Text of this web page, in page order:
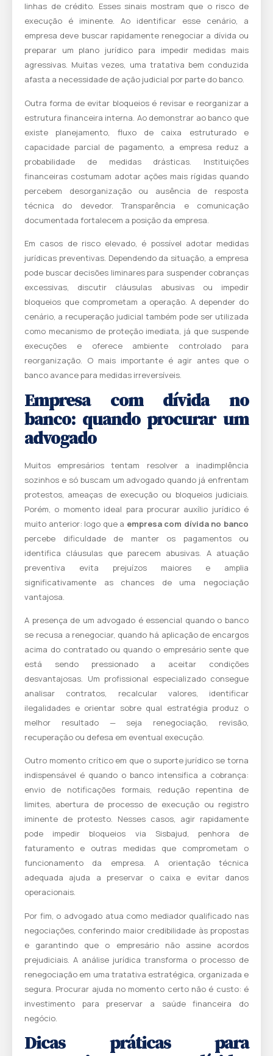
linhas de crédito. Esses sinais mostram que o risco de
execução é iminente. Ao identificar esse cenário, a
empresa deve buscar rapidamente renegociar a dívida ou
preparar um plano jurídico para impedir medidas mais
agressivas. Muitas vezes, uma tratativa bem conduzida
afasta a necessidade de ação judicial por parte do banco.
Outra forma de evitar bloqueios é revisar e reorganizar a
estrutura financeira interna. Ao demonstrar ao banco que
existe planejamento, fluxo de caixa estruturado e
capacidade parcial de pagamento, a empresa reduz a
probabilidade de medidas drásticas. Instituições
financeiras costumam adotar ações mais rígidas quando
percebem desorganização ou ausência de resposta
técnica do devedor. Transparência e comunicação
documentada fortalecem a posição da empresa.
Em casos de risco elevado, é possível adotar medidas
jurídicas preventivas. Dependendo da situação, a empresa
pode buscar decisões liminares para suspender cobranças
excessivas, discutir cláusulas abusivas ou impedir
bloqueios que comprometam a operação. A depender do
cenário, a recuperação judicial também pode ser utilizada
como mecanismo de proteção imediata, já que suspende
execuções e oferece ambiente controlado para
reorganização. O mais importante é agir antes que o
banco avance para medidas irreversíveis.
Empresa com dívida no
banco: quando procurar um
advogado
Muitos empresários tentam resolver a inadimplência
sozinhos e só buscam um advogado quando já enfrentam
protestos, ameaças de execução ou bloqueios judiciais.
Porém, o momento ideal para procurar auxílio jurídico é
muito anterior: logo que a empresa com dívida no banco
percebe dificuldade de manter os pagamentos ou
identifica cláusulas que parecem abusivas. A atuação
preventiva evita prejuízos maiores e amplia
significativamente as chances de uma negociação
vantajosa.
A presença de um advogado é essencial quando o banco
se recusa a renegociar, quando há aplicação de encargos
acima do contratado ou quando o empresário sente que
está sendo pressionado a aceitar condições
desvantajosas. Um profissional especializado consegue
analisar contratos, recalcular valores, identificar
ilegalidades e orientar sobre qual estratégia produz o
melhor resultado — seja renegociação, revisão,
recuperação ou defesa em eventual execução.
Outro momento crítico em que o suporte jurídico se torna
indispensável é quando o banco intensifica a cobrança:
envio de notificações formais, redução repentina de
limites, abertura de processo de execução ou registro
iminente de protesto. Nesses casos, agir rapidamente
pode impedir bloqueios via Sisbajud, penhora de
faturamento e outras medidas que comprometam o
funcionamento da empresa. A orientação técnica
adequada ajuda a preservar o caixa e evitar danos
operacionais.
Por fim, o advogado atua como mediador qualificado nas
negociações, conferindo maior credibilidade às propostas
e garantindo que o empresário não assine acordos
prejudiciais. A análise jurídica transforma o processo de
renegociação em uma tratativa estratégica, organizada e
segura. Procurar ajuda no momento certo não é custo: é
investimento para preservar a saúde financeira do
negócio.
Dicas práticas para